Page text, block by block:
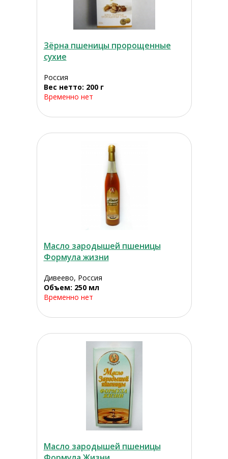
Зёрна пшеницы пророщенные
сухие
Россия
Вес нетто: 200 г
Временно нет
Масло зародышей пшеницы
Формула жизни
Дивеево, Россия
Объем: 250 мл
Временно нет
Масло зародышей пшеницы